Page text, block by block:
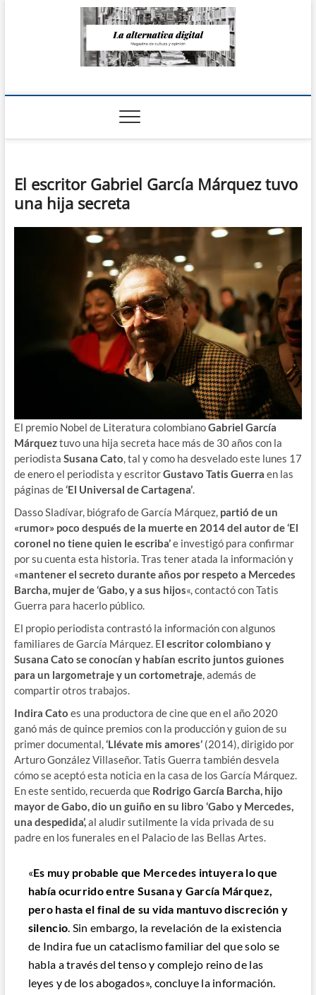
La Alternativa
El escritor Gabriel García Márquez tuvo
una hija secreta
El premio Nobel de Literatura colombianoGabriel García
Márqueztuvo una hija secreta hace más de 30 años con la
periodista Susana Cato, tal y como ha desvelado este lunes 17
de enero el periodista y escritorGustavo Tatis Guerra en las
páginas de‘El Universal de Cartagena’.
Dasso Sladívar, biógrafo de García Márquez, partió de un
«rumor» poco después de la muerte en 2014 del autor de ‘El
coronel no tiene quien le escriba’e investigó para confirmar
por su cuenta esta historia. Tras tener atada la información y
«mantener el secreto durante años por respeto a Mercedes
Barcha, mujer de ‘Gabo, y a sus hijos«, contactó con Tatis
Guerra para hacerlo público.
El propio periodista contrastó la información con algunos
familiares de García Márquez. El escritor colombiano y
Susana Cato se conocían y habían escrito juntos guiones
para un largometraje y un cortometraje, además de
compartir otros trabajos.
Indira Cato es una productora de cine que en el año 2020
ganó más de quince premios con la producción y guion de su
primer documental,‘Llévate mis amores’(2014), dirigido por
Arturo González Villaseñor. Tatis Guerra también desvela
cómo se aceptó esta noticia en la casa de los García Márquez.
En este sentido, recuerda que Rodrigo García Barcha, hijo
mayor de Gabo, dio un guiño en su libro ‘Gabo y Mercedes,
una despedida’,al aludir sutilmente la vida privada de su
padre en los funerales en el Palacio de las Bellas Artes.
«Es muy probable que Mercedes intuyera lo que
había ocurrido entre Susana y García Márquez,
pero hasta el final de su vida mantuvo discreción y
silencio. Sin embargo, la revelación de la existencia
de Indira fue un cataclismo familiar del que solo se
habla a través del tenso y complejo reino de las
leyes y de los abogados», concluye la información.